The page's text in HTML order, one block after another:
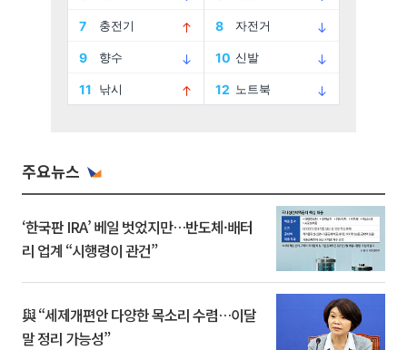
주요뉴스
‘한국판 IRA’ 베일 벗었지만…반도체·배터
리 업계 “시행령이 관건”
與 “세제개편안 다양한 목소리 수렴…이달
말 정리 가능성”